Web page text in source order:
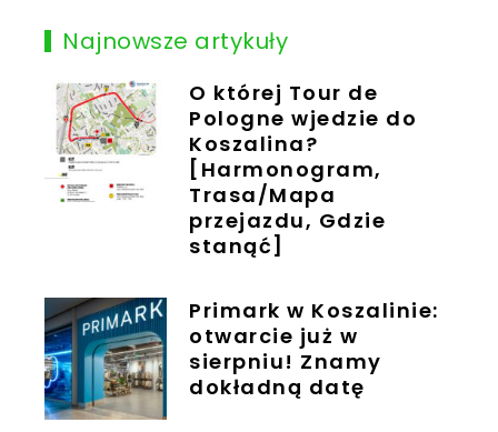
Najnowsze artykuły
O której Tour de
Pologne wjedzie do
Koszalina?
[Harmonogram,
Trasa/Mapa
przejazdu, Gdzie
stanąć]
Primark w Koszalinie:
otwarcie już w
sierpniu! Znamy
dokładną datę